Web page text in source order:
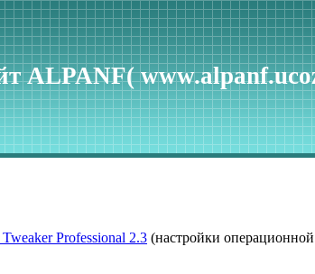
ALPANF(
Professional 2.3 (настройки